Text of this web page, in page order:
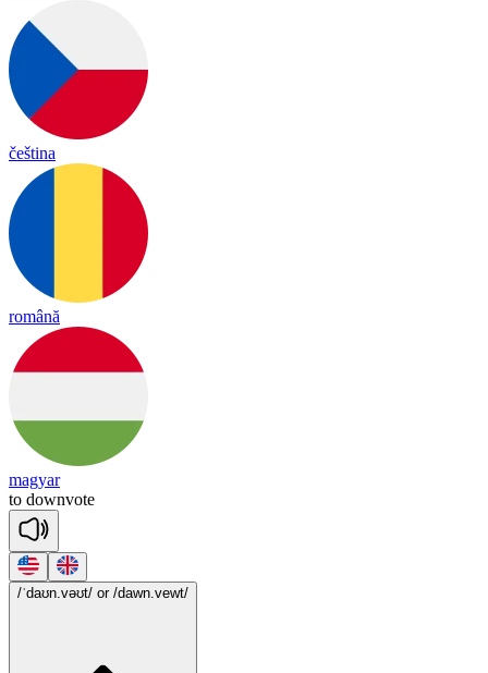
čeština
română
magyar
to downvote
/ˈdaʊn.vəʊt/ or /dawn.vewt/